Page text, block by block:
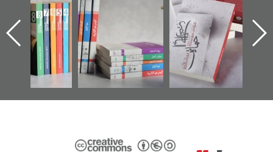
الإصدار الأول عن
اعتصام الدراز
وأحداث ساحة
الفداء لمركز أوال
للدراسات والتوثيق
للوثائق البريطانية
يقدمه «مركز أوال»
في سلسلة من 5
كتب
تصدر حصاد
الساحات 2019